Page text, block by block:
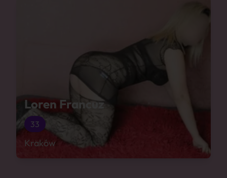
Loren Francuz
33
Kraków